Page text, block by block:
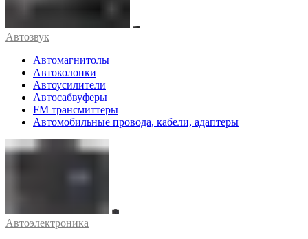
Автозвук
Автомагнитолы
Автоколонки
Автоусилители
Автосабвуферы
FM трансмиттеры
Автомобильные провода, кабели, адаптеры
Автоэлектроника